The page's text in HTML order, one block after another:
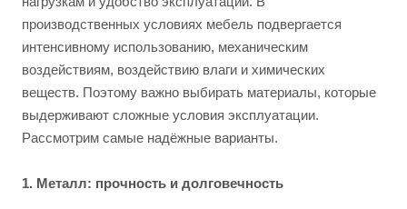
производственных условиях мебель подвергается
интенсивному использованию, механическим
воздействиям, воздействию влаги и химических
веществ. Поэтому важно выбирать материалы, которые
выдерживают сложные условия эксплуатации.
Рассмотрим самые надёжные варианты.
1. Металл: прочность и долговечность